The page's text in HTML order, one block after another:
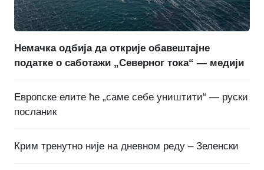
Немачка одбија да открије обавештајне
податке о саботажи „Северног тока“ — медији
Европске елите ће „саме себе уништити“ — руски
посланик
Крим тренутно није на дневном реду – Зеленски